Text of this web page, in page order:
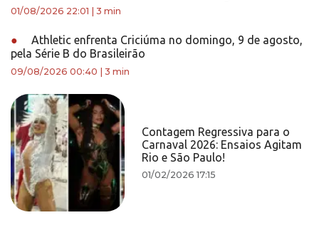
01/08/2026 22:01 3 min
●
Athletic enfrenta Criciúma no domingo, 9 de agosto,
pela Série B do Brasileirão
09/08/2026 00:40 3 min
Contagem Regressiva para o
Carnaval 2026: Ensaios Agitam
Rio e São Paulo!
01/02/2026 17:15